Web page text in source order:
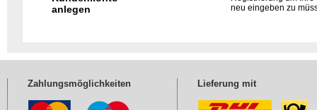
anlegen
neu eingeben zu
Zahlungsmöglichkeiten Lieferung mit